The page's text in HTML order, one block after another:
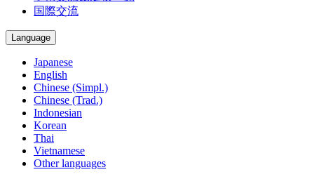
国際交流
Language
Japanese
English
Chinese (Simpl.)
Chinese (Trad.)
Indonesian
Korean
Thai
Vietnamese
Other languages